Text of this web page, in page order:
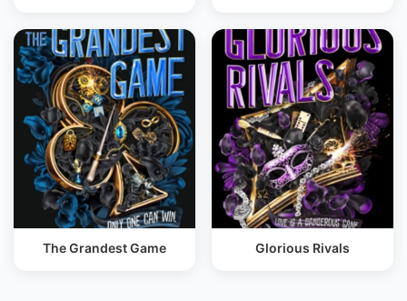
The Grandest Game Glorious Rivals